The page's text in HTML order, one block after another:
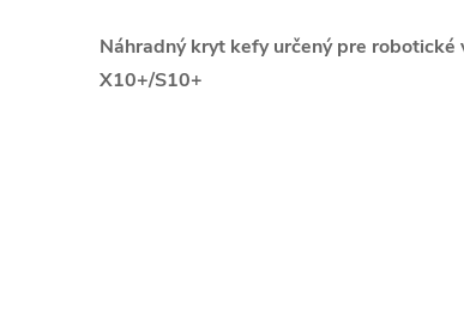
Náhradný kryt kefy určený pre robotické
X10+/S10+